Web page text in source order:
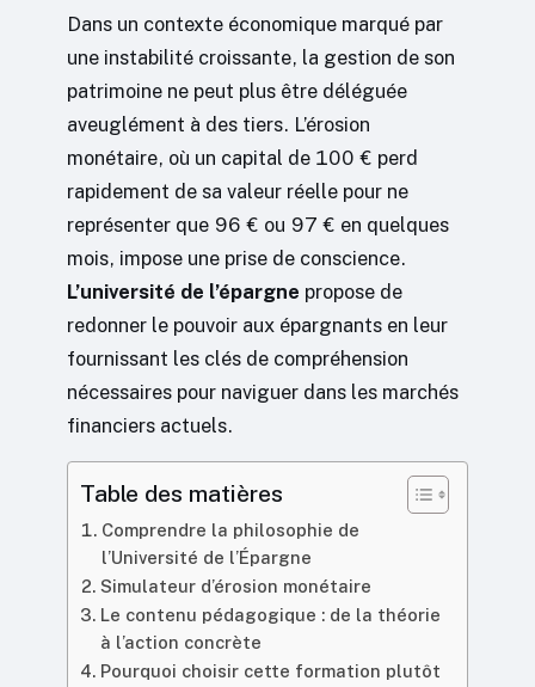
Dans un contexte économique marqué par
une instabilité croissante, la gestion de son
patrimoine ne peut plus être déléguée
aveuglément à des tiers. L’érosion
monétaire, où un capital de 100 € perd
rapidement de sa valeur réelle pour ne
représenter que 96 € ou 97 € en quelques
mois, impose une prise de conscience.
L’université de l’épargne propose de
redonner le pouvoir aux épargnants en leur
fournissant les clés de compréhension
nécessaires pour naviguer dans les marchés
financiers actuels.
Table des matières
Comprendre la philosophie de
l’Université de l’Épargne
Simulateur d’érosion monétaire
Le contenu pédagogique : de la théorie
à l’action concrète
Pourquoi choisir cette formation plutôt